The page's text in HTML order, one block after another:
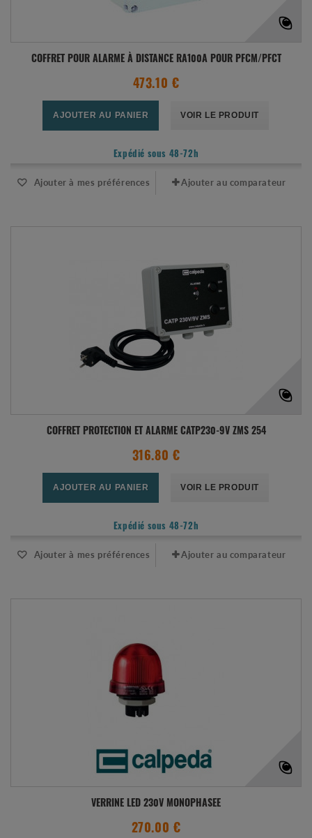
COFFRET POUR ALARME À DISTANCE RA100A POUR PFCM/PFCT
473.10 €
AJOUTER AU PANIER VOIR LE PRODUIT
Expédié sous 48-72h
Ajouter à mes préférences Ajouter au comparateur
COFFRET PROTECTION ET ALARME CATP230-9V ZMS 254
316.80 €
AJOUTER AU PANIER VOIR LE PRODUIT
Expédié sous 48-72h
Ajouter à mes préférences Ajouter au comparateur
VERRINE LED 230V MONOPHASEE
270.00 €